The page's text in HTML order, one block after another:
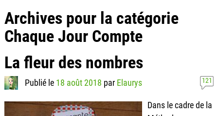
Archives pour la catégorie
Chaque Jour Compte
La fleur des nombres
Publié le 18 août 2018 par Elaurys 121
Dans le cadre de la